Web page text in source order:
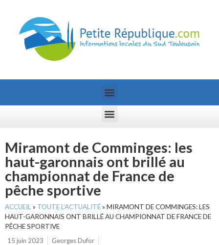
Miramont de Comminges: les
haut-garonnais ont brillé au
championnat de France de
pêche sportive
ACCUEIL » TOUTE L’ACTUALITÉ» MIRAMONT DE COMMINGES: LES
HAUT-GARONNAIS ONT BRILLÉ AU CHAMPIONNAT DE FRANCE DE
PÊCHE SPORTIVE
15 juin 2023
Georges Dufor